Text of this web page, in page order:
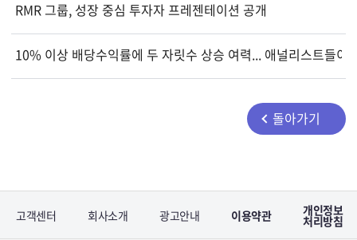
RMR 그룹, 성장 중심 투자자 프레젠테이션 공개
10% 이상 배당수익률에 두 자릿수 상승 여력... 애널리스트들이
돌아가기
고객센터 회사소개 광고안내 이용약관 개인정보
처리방침